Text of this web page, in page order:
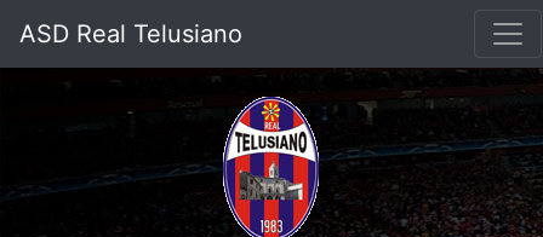
ASD Real Telusiano